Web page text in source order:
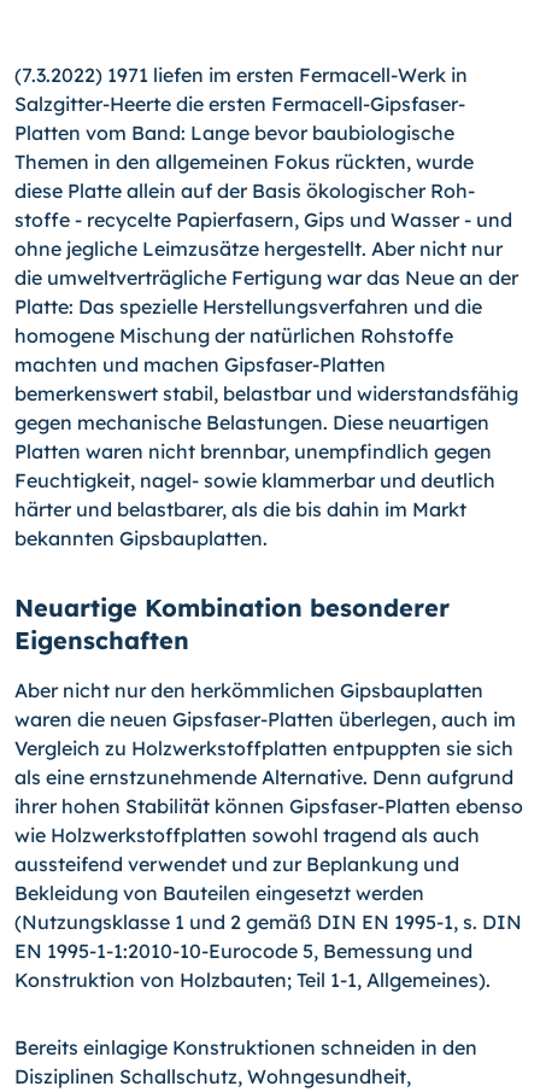
(7.3.2022) 1971 liefen im ersten Fermacell-Werk in
Salzgitter-Heerte die ersten Fermacell-Gipsfaser-
Platten vom Band: Lange bevor baubiologische
Themen in den allgemeinen Fokus rückten, wurde
diese Platte allein auf der Basis ökologischer Roh­
stoffe - recycelte Papierfasern, Gips und Wasser - und
ohne jegliche Leimzusätze hergestellt. Aber nicht nur
die umweltverträgliche Fertigung war das Neue an der
Platte: Das spezielle Herstellungsverfahren und die
homogene Mischung der natürlichen Rohstoffe
machten und machen Gipsfaser-Platten
bemerkenswert stabil, belastbar und widerstandsfähig
gegen mechanische Belastungen. Diese neuartigen
Platten waren nicht brennbar, unempfindlich gegen
Feuchtigkeit, nagel- sowie klammerbar und deutlich
härter und belastbarer, als die bis dahin im Markt
bekannten Gipsbauplatten.
Neuartige Kombination besonderer
Eigenschaften
Aber nicht nur den herkömmlichen Gipsbauplatten
waren die neuen Gipsfaser-Platten überlegen, auch im
Vergleich zu Holzwerkstoffplatten entpuppten sie sich
als eine ernstzunehmende Alternative. Denn aufgrund
ihrer hohen Stabilität können Gipsfaser-Platten ebenso
wie Holzwerkstoffplatten sowohl tragend als auch
aussteifend verwendet und zur Beplankung und
Bekleidung von Bauteilen eingesetzt werden
(Nutzungsklasse 1 und 2 gemäß DIN EN 1995-1, s. DIN
EN 1995-1-1:2010-10-Eurocode 5, Bemessung und
Konstruktion von Holzbauten; Teil 1-1, Allgemeines).
Bereits einlagige Konstruktionen schneiden in den
Disziplinen Schallschutz, Wohngesundheit,